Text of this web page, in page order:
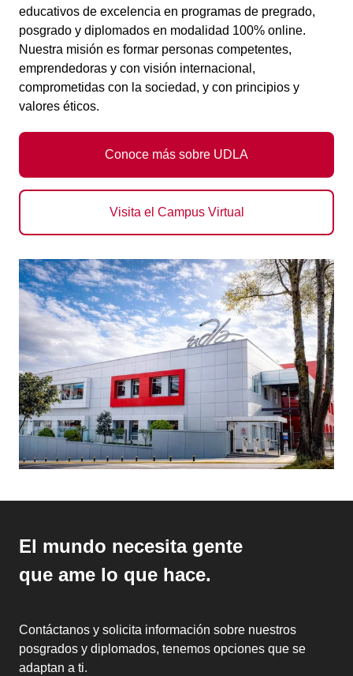
educativos de excelencia en programas de pregrado,
posgrado y diplomados en modalidad 100% online.
Nuestra misión es formar personas competentes,
emprendedoras y con visión internacional,
comprometidas con la sociedad, y con principios y
valores éticos.
Visita el Campus Virtual
Conoce más sobre UDLA
El mundo necesita gente
que ame lo que hace.
Contáctanos y solicita información sobre nuestros
posgrados y diplomados, tenemos opciones que se
adaptan a ti.